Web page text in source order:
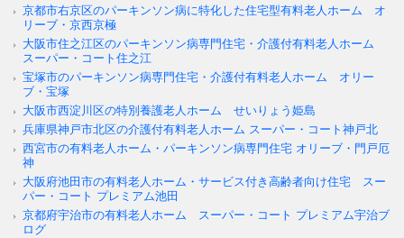
京都市右京区のパーキンソン病に特化した住宅型有料老人ホーム オ
リーブ・京西京極
大阪市住之江区のパーキンソン病専門住宅・介護付有料老人ホーム
スーパー・コート住之江
宝塚市のパーキンソン病専門住宅・介護付有料老人ホーム オリー
ブ・宝塚
大阪市西淀川区の特別養護老人ホーム せいりょう姫島
兵庫県神戸市北区の介護付有料老人ホーム スーパー・コート神戸北
西宮市の有料老人ホーム・パーキンソン病専門住宅 オリーブ・門戸厄
神
大阪府池田市の有料老人ホーム・サービス付き高齢者向け住宅 スー
パー・コート プレミアム池田
京都府宇治市の有料老人ホーム スーパー・コート プレミアム宇治ブ
ログ